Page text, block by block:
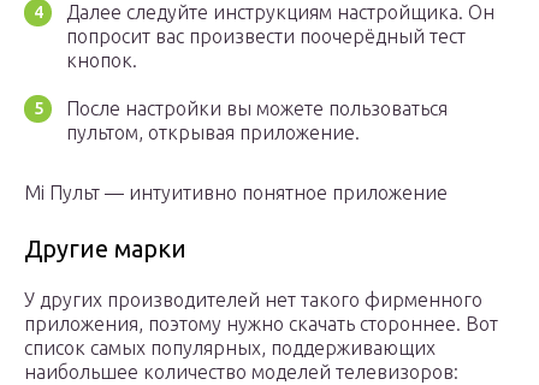
Далее следуйте инструкциям настройщика. Он
попросит вас произвести поочерёдный тест
кнопок.
После настройки вы можете пользоваться
пультом, открывая приложение.
Mi Пульт — интуитивно понятное приложение
Другие марки
У других производителей нет такого фирменного
приложения, поэтому нужно скачать стороннее. Вот
список самых популярных, поддерживающих
наибольшее количество моделей телевизоров: